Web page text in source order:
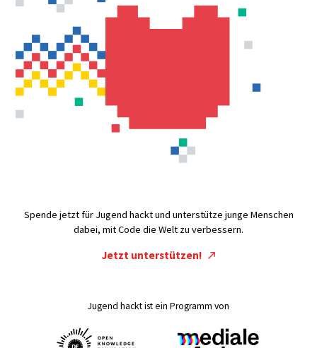
Spende jetzt für Jugend hackt und unterstütze junge Menschen
dabei, mit Code die Welt zu verbessern.
Jetzt unterstützen!
Jugend hackt ist ein Programm von